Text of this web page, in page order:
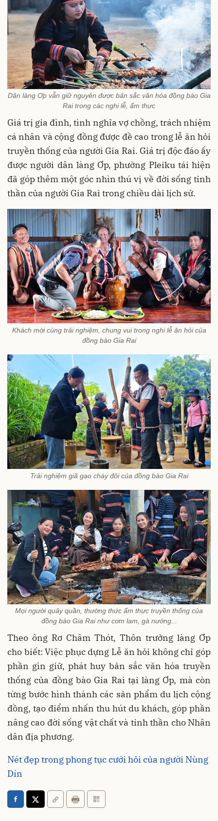
Dân làng Ơp vẫn giữ nguyên được bản sắc văn hóa đồng bào Gia
Rai trong các nghi lễ, ẩm thực
Giá trị gia đình, tình nghĩa vợ chồng, trách nhiệm
cá nhân và cộng đồng được đề cao trong lễ ăn hỏi
truyền thống của người Gia Rai. Giá trị độc đáo ấy
được người dân làng Ơp, phường Pleiku tái hiện
đã góp thêm một góc nhìn thú vị về đời sống tinh
thần của người Gia Rai trong chiều dài lịch sử.
Khách mời cùng trải nghiệm, chung vui trong nghi lễ ăn hỏi của
đồng bào Gia Rai
Trải nghiệm giã gạo chày đôi của đồng bào Gia Rai
Mọi người quây quần, thường thức ẩm thực truyền thống của
đồng bào Gia Rai như cơm lam, gà nướng...
Theo ông Rơ Châm Thót, Thôn trưởng làng Ơp
cho biết: Việc phục dựng Lễ ăn hỏi không chỉ góp
phần gìn giữ, phát huy bản sắc văn hóa truyền
thống của đồng bào Gia Rai tại làng Ơp, mà còn
từng bước hình thành các sản phẩm du lịch cộng
đồng, tạo điểm nhấn thu hút du khách, góp phần
nâng cao đời sống vật chất và tinh thần cho Nhân
dân địa phương.
Nét đẹp trong phong tục cưới hỏi của người Nùng
Dín